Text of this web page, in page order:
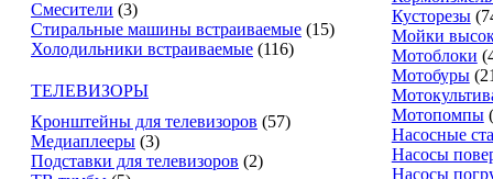
Смесители (3)
Стиральные машины встраиваемые (15)
Холодильники встраиваемые (116)
ТЕЛЕВИЗОРЫ
Кронштейны для телевизоров (57)
Медиаплееры (3)
Подставки для телевизоров (2)
Кусторезы
Мойки
Мотоблоки
Мотобуры
Мотопомпы
Насосные
Насосы
Насосы